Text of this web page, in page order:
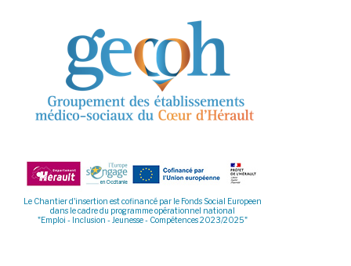
Le Chantier d'insertion est cofinancé par le Fonds Social Europeen
dans le cadre du programme opérationnel national
"Emploi - Inclusion - Jeunesse - Compétences 2023/2025"